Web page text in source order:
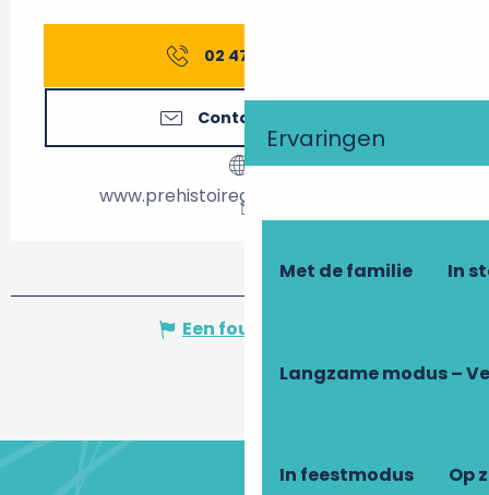
Ervaringen
Met de familie In
Langzame modus –
In feestmodus Op
02 47 94 90
Contacteer ons
www.prehistoiregrandpressigny.fr
Een fout melden